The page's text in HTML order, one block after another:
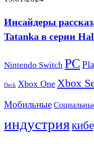
Инсайдеры
Tatanka в серии
Nintendo Switch PC
Deck Xbox One Xbox
Мобильные
индустрия